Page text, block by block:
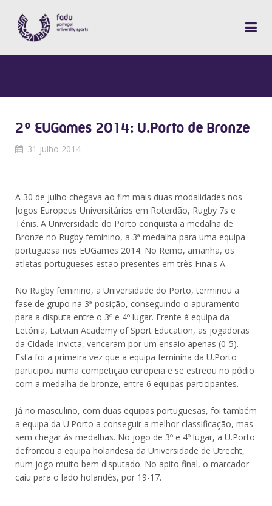
2º EUGames 2014: U.Porto de Bronze
31 julho 2014
A 30 de julho chegava ao fim mais duas modalidades nos
Jogos Europeus Universitários em Roterdão, Rugby 7s e
Ténis. A Universidade do Porto conquista a medalha de
Bronze no Rugby feminino, a 3ª medalha para uma equipa
portuguesa nos EUGames 2014. No Remo, amanhã, os
atletas portugueses estão presentes em três Finais A.
No Rugby feminino, a Universidade do Porto, terminou a
fase de grupo na 3ª posição, conseguindo o apuramento
para a disputa entre o 3º e 4º lugar. Frente à equipa da
Letónia, Latvian Academy of Sport Education, as jogadoras
da Cidade Invicta, venceram por um ensaio apenas (0-5).
Esta foi a primeira vez que a equipa feminina da U.Porto
participou numa competição europeia e se estreou no pódio
com a medalha de bronze, entre 6 equipas participantes.
Já no masculino, com duas equipas portuguesas, foi também
a equipa da U.Porto a conseguir a melhor classificação, mas
sem chegar às medalhas. No jogo de 3º e 4º lugar, a U.Porto
defrontou a equipa holandesa da Universidade de Utrecht,
num jogo muito bem disputado. No apito final, o marcador
caiu para o lado holandês, por 19-17.